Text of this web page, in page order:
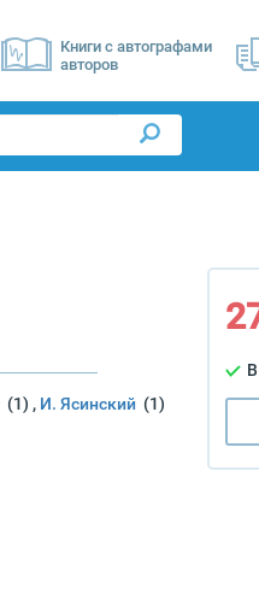
Книги с автографами
авторов
(1) , И. Ясинский (1)